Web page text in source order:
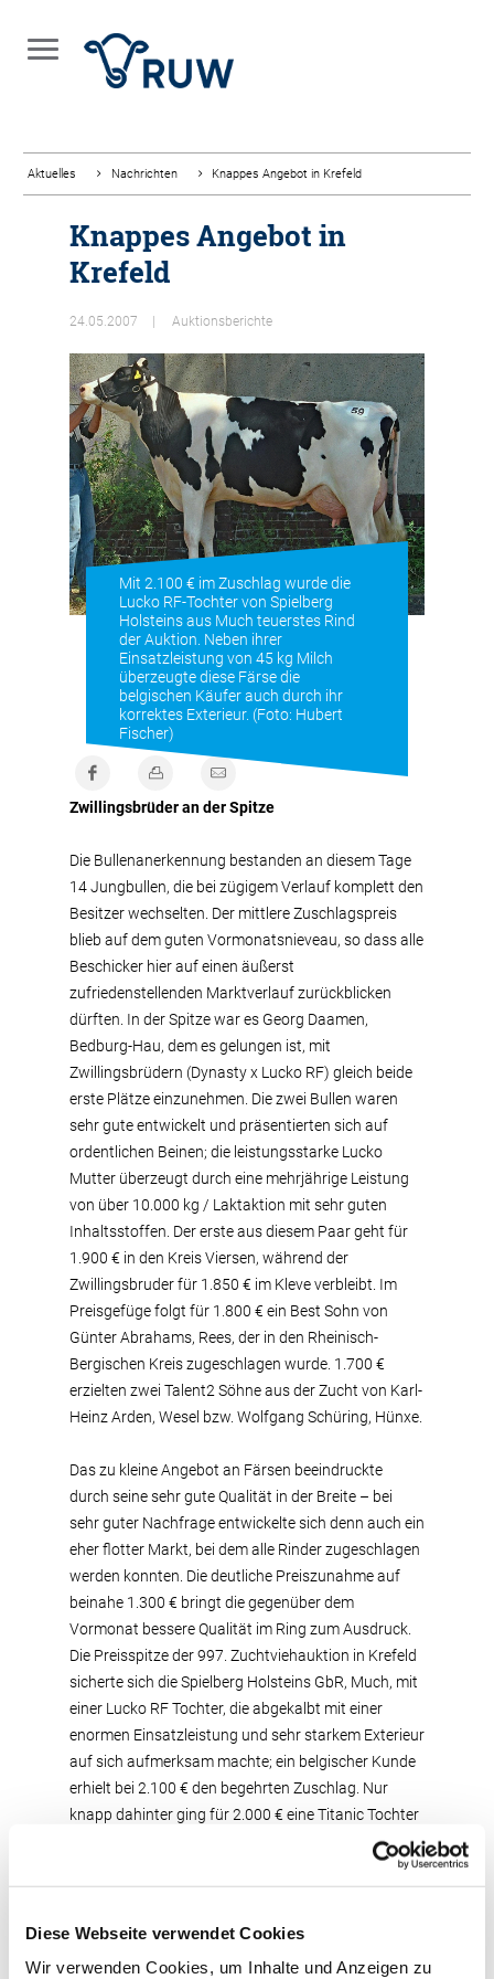
Diese Webseite verwendet Cookies
Wir verwenden Cookies, um Inhalte und Anzeigen zu
Aktuelles Nachrichten Knappes Angebot in Krefeld
Knappes Angebot in
Krefeld
24.05.2007 Auktionsberichte
Mit 2.100 € im Zuschlag wurde die
Lucko RF-Tochter von Spielberg
Holsteins aus Much teuerstes Rind
der Auktion. Neben ihrer
Einsatzleistung von 45 kg Milch
überzeugte diese Färse die
belgischen Käufer auch durch ihr
korrektes Exterieur. (Foto: Hubert
Fischer)
Zwillingsbrüder an der Spitze
Die Bullenanerkennung bestanden an diesem Tage
14 Jungbullen, die bei zügigem Verlauf komplett den
Besitzer wechselten. Der mittlere Zuschlagspreis
blieb auf dem guten Vormonatsnieveau, so dass alle
Beschicker hier auf einen äußerst
zufriedenstellenden Marktverlauf zurückblicken
dürften. In der Spitze war es Georg Daamen,
Bedburg-Hau, dem es gelungen ist, mit
Zwillingsbrüdern (Dynasty x Lucko RF) gleich beide
erste Plätze einzunehmen. Die zwei Bullen waren
sehr gute entwickelt und präsentierten sich auf
ordentlichen Beinen; die leistungsstarke Lucko
Mutter überzeugt durch eine mehrjährige Leistung
von über 10.000 kg / Laktaktion mit sehr guten
Inhaltsstoffen. Der erste aus diesem Paar geht für
1.900 € in den Kreis Viersen, während der
Zwillingsbruder für 1.850 € im Kleve verbleibt. Im
Preisgefüge folgt für 1.800 € ein Best Sohn von
Günter Abrahams, Rees, der in den Rheinisch-
Bergischen Kreis zugeschlagen wurde. 1.700 €
erzielten zwei Talent2 Söhne aus der Zucht von Karl-
Heinz Arden, Wesel bzw. Wolfgang Schüring, Hünxe.
Das zu kleine Angebot an Färsen beeindruckte
durch seine sehr gute Qualität in der Breite – bei
sehr guter Nachfrage entwickelte sich denn auch ein
eher flotter Markt, bei dem alle Rinder zugeschlagen
werden konnten. Die deutliche Preiszunahme auf
beinahe 1.300 € bringt die gegenüber dem
Vormonat bessere Qualität im Ring zum Ausdruck.
Die Preisspitze der 997. Zuchtviehauktion in Krefeld
sicherte sich die Spielberg Holsteins GbR, Much, mit
einer Lucko RF Tochter, die abgekalbt mit einer
enormen Einsatzleistung und sehr starkem Exterieur
auf sich aufmerksam machte; ein belgischer Kunde
erhielt bei 2.100 € den begehrten Zuschlag. Nur
knapp dahinter ging für 2.000 € eine Titanic Tochter
aus dem Zuchtbetrieb Rainer Thoenes, Kalkar, an
einen Klever Kunden. Die Spielberg Holsteins GbR
1.800 € eine leistungs- und exterieurstarke